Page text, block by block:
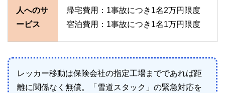
人へのサ
ービス
帰宅費用：1事故につき1名2万円限度
宿泊費用：1事故につき1名1万円限度
レッカー移動は保険会社の指定工場までであれば距
離に関係なく無償。「雪道スタック」の緊急対応を